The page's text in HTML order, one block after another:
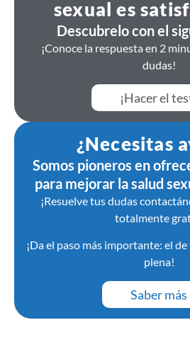
sexual es
Descubrelo con el
¡Conoce la respuesta en 2
dudas!
¡Hacer el
¿Necesitas
Somos pioneros en
para mejorar la salud
¡Resuelve tus dudas
totalmente
¡Da el paso más importante: el
plena!
Saber más